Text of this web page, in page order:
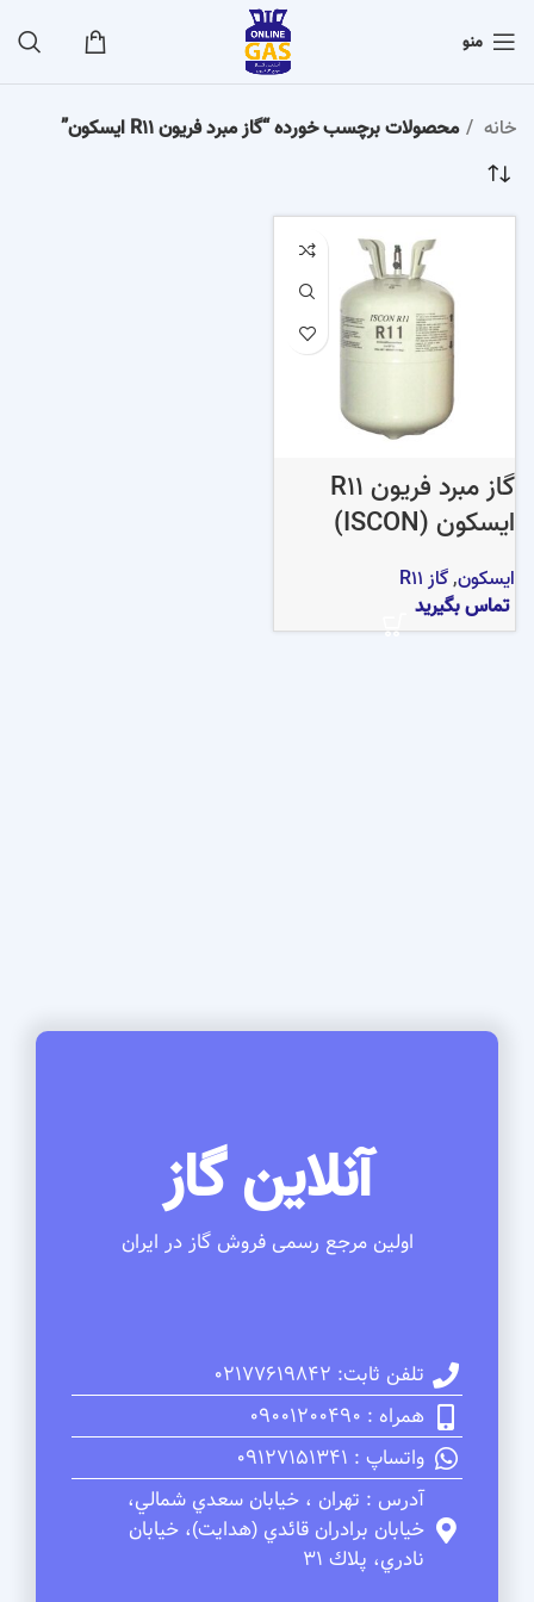
منو
خانه محصولات برچسب خورده “گاز مبرد فریون R11 ایسکون”
گاز مبرد فریون R11
ایسکون (ISCON)
ایسکون,گاز R11
تماس بگیرید
آنلاین گاز
اولین مرجع رسمی فروش گاز در ایران
تلفن ثابت: 02177619842
همراه : 09001200490
واتساپ : 09127151341
آدرس : تهران ، خيابان سعدي شمالي،
خيابان برادران قائدي (هدايت)، خيابان
نادري، پلاك 31